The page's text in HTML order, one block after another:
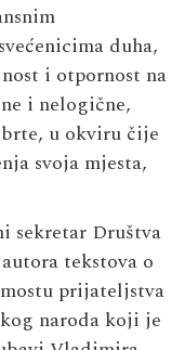
duha,
i otpornost na
i nelogične,
u okviru čije
svoja mjesta,
sekretar Društva
tekstova o
prijateljstva
naroda koji je